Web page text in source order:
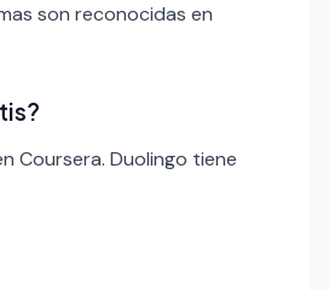
son reconocidas en
Coursera. Duolingo tiene